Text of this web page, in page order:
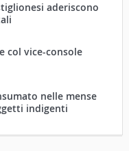
aderiscono
col vice-console
nelle mense
indigenti